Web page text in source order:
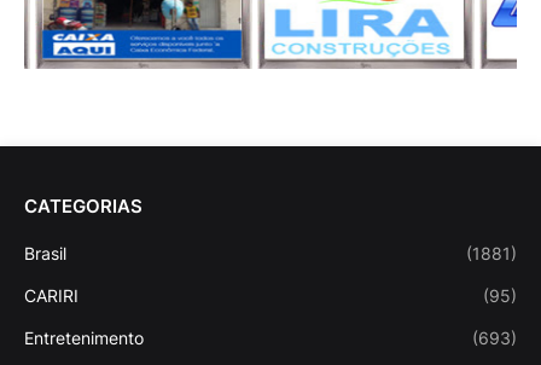
CATEGORIAS
Brasil (1881)
CARIRI (95)
Entretenimento (693)